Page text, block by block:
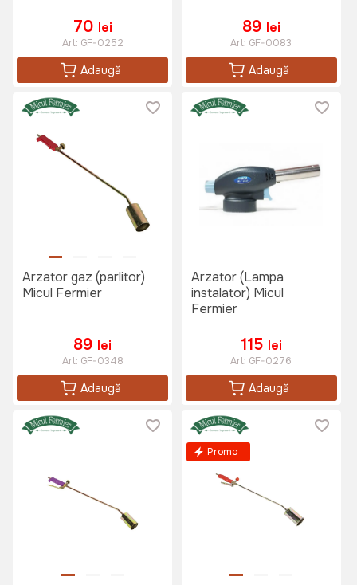
70 lei
Art: GF-0252
Adaugă
89 lei
Art: GF-0083
Adaugă
Arzator gaz (parlitor)
Micul Fermier
89 lei
Art: GF-0348
Adaugă
Arzator (Lampa
instalator) Micul
Fermier
115 lei
Art: GF-0276
Adaugă
Promo